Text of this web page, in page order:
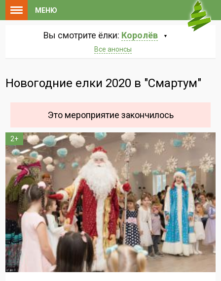
МЕНЮ
Вы смотрите ёлки: Королёв
Все анонсы
Новогодние елки 2020 в "Смартум"
Это мероприятие закончилось
2+